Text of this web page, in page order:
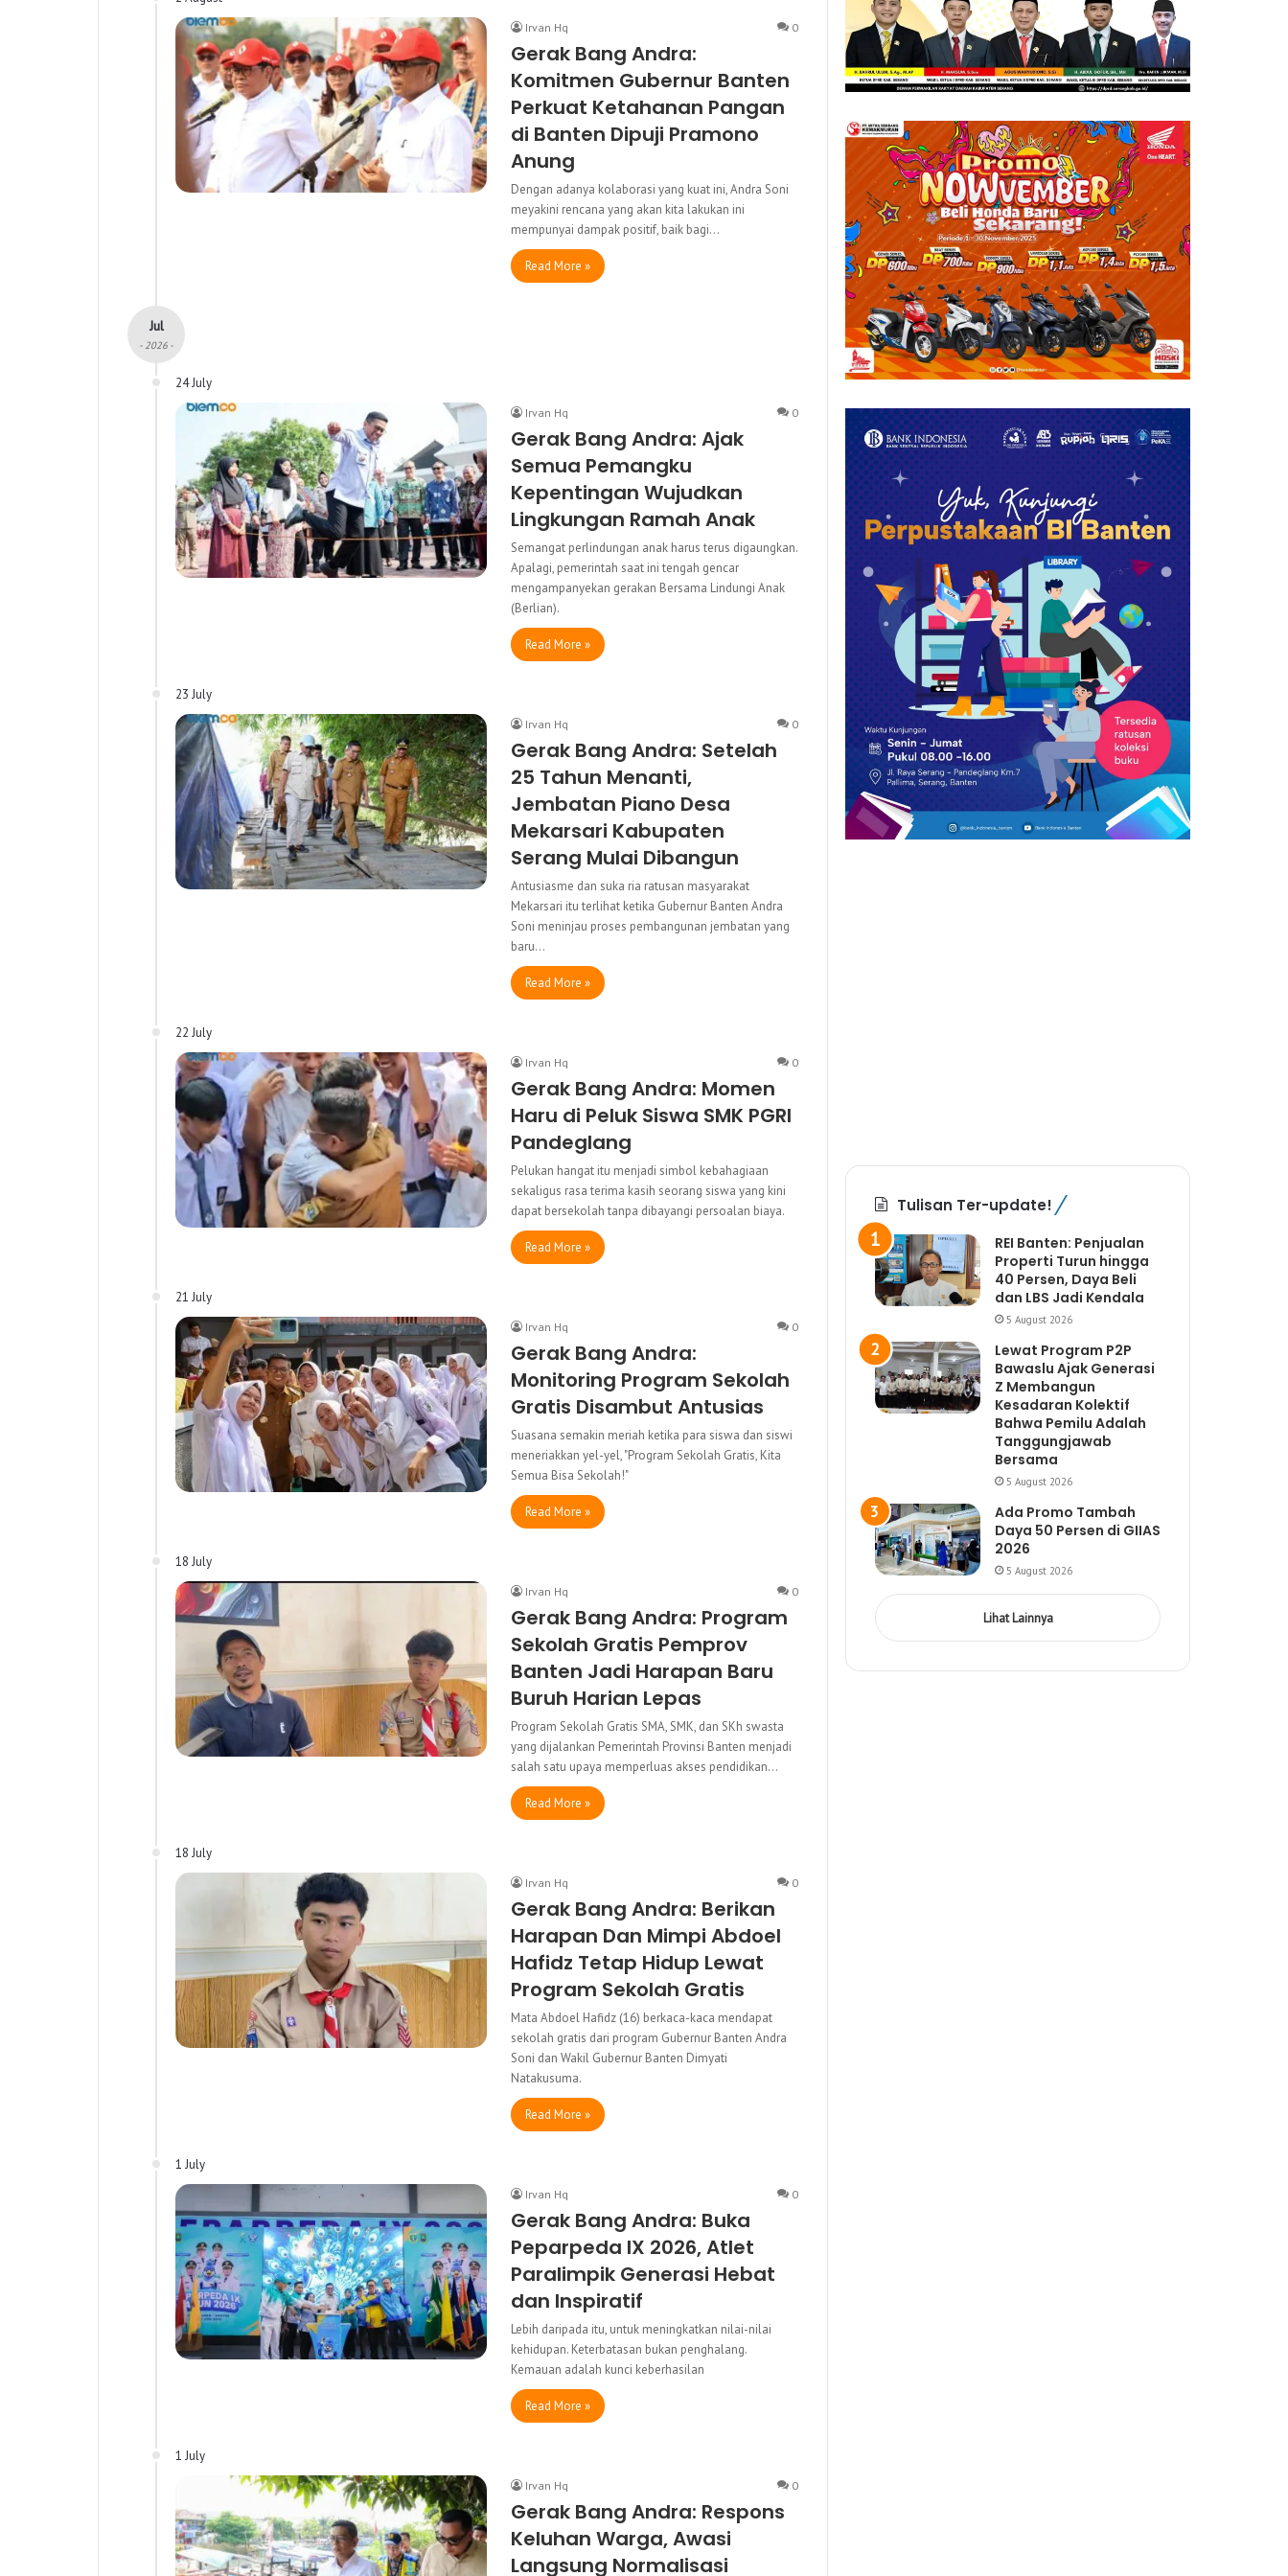
Irvan Hq 0
Gerak Bang Andra:
Komitmen Gubernur Banten
Perkuat Ketahanan Pangan
di Banten Dipuji Pramono
Anung
Dengan adanya kolaborasi yang kuat ini, Andra Soni
meyakini rencana yang akan kita lakukan ini
mempunyai dampak positif, baik bagi…
Read More »
Jul
- 2026 -
24 July
Irvan Hq 0
Gerak Bang Andra: Ajak
Semua Pemangku
Kepentingan Wujudkan
Lingkungan Ramah Anak
Semangat perlindungan anak harus terus digaungkan.
Apalagi, pemerintah saat ini tengah gencar
mengampanyekan gerakan Bersama Lindungi Anak
(Berlian).
Read More »
23 July
Irvan Hq 0
Gerak Bang Andra: Setelah
25 Tahun Menanti,
Jembatan Piano Desa
Mekarsari Kabupaten
Serang Mulai Dibangun
Antusiasme dan suka ria ratusan masyarakat
Mekarsari itu terlihat ketika Gubernur Banten Andra
Soni meninjau proses pembangunan jembatan yang
baru…
Read More »
22 July
Irvan Hq 0
Gerak Bang Andra: Momen
Haru di Peluk Siswa SMK PGRI
Pandeglang
Pelukan hangat itu menjadi simbol kebahagiaan
sekaligus rasa terima kasih seorang siswa yang kini
dapat bersekolah tanpa dibayangi persoalan biaya.
Read More »
21 July
Irvan Hq 0
Gerak Bang Andra:
Monitoring Program Sekolah
Gratis Disambut Antusias
Suasana semakin meriah ketika para siswa dan siswi
meneriakkan yel-yel, "Program Sekolah Gratis, Kita
Semua Bisa Sekolah!"
Read More »
18 July
Irvan Hq 0
Gerak Bang Andra: Program
Sekolah Gratis Pemprov
Banten Jadi Harapan Baru
Buruh Harian Lepas
Program Sekolah Gratis SMA, SMK, dan SKh swasta
yang dijalankan Pemerintah Provinsi Banten menjadi
salah satu upaya memperluas akses pendidikan…
Read More »
18 July
Irvan Hq 0
Gerak Bang Andra: Berikan
Harapan Dan Mimpi Abdoel
Hafidz Tetap Hidup Lewat
Program Sekolah Gratis
Mata Abdoel Hafidz (16) berkaca-kaca mendapat
sekolah gratis dari program Gubernur Banten Andra
Soni dan Wakil Gubernur Banten Dimyati
Natakusuma.
Read More »
1 July
Irvan Hq 0
Gerak Bang Andra: Buka
Peparpeda IX 2026, Atlet
Paralimpik Generasi Hebat
dan Inspiratif
Lebih daripada itu, untuk meningkatkan nilai-nilai
kehidupan. Keterbatasan bukan penghalang.
Kemauan adalah kunci keberhasilan
Read More »
1 July
Irvan Hq 0
Gerak Bang Andra: Respons
Keluhan Warga, Awasi
Langsung Normalisasi
Tulisan Ter-update!
REI Banten: Penjualan
Properti Turun hingga
40 Persen, Daya Beli
dan LBS Jadi Kendala
5 August 2026
Lewat Program P2P
Bawaslu Ajak Generasi
Z Membangun
Kesadaran Kolektif
Bahwa Pemilu Adalah
Tanggungjawab
Bersama
5 August 2026
Ada Promo Tambah
Daya 50 Persen di GIIAS
2026
5 August 2026
Lihat Lainnya